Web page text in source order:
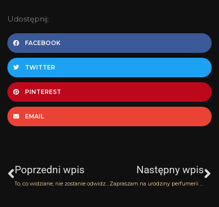
Udostępnij:
FACEBOOK
TWITTER
PINTEREST
EMAIL
Poprzedni wpis
To, co widziane, nie zostanie odwidziane, a co znane, nie zostanie odeznane, ale… Damask Oud Hugo Boss
Następny wpis
Zapraszam na urodziny perfumerii Laselection